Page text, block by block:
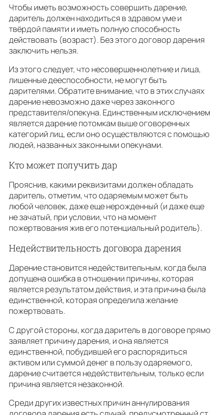
Чтобы иметь возможность совершить дарение,
даритель должен находиться в здравом уме и
твёрдой памяти и иметь полную способность
действовать (возраст). Без этого договор дарения
заключить нельзя.
Из этого следует, что несовершеннолетние и лица,
лишенные дееспособности, не могут быть
дарителями. Обратите внимание, что в этих случаях
дарение невозможно даже через законного
представителя/опекуна. Единственным исключением
является дарение потомкам выше оговоренных
категорий лиц, если оно осуществляются с помощью
людей, названных законными опекунами.
Кто может получить дар
Прояснив, какими реквизитами должен обладать
даритель, отметим, что одаряемым может быть
любой человек, даже еще нерожденный (и даже еще
не зачатый, при условии, что на момент
пожертвования жив его потенциальный родитель).
Недействительность договора дарения
Дарение становится недействительным, когда была
допущена ошибка в отношении причины, которая
является результатом действия, и эта причина была
единственной, которая определила желание
пожертвовать.
С другой стороны, когда даритель в договоре прямо
заявляет причину дарения, и она является
единственной, побудившей его распорядиться
активом или суммой денег в пользу одаряемого,
дарение считается недействительным, только если
причина является незаконной.
Среди других известных причин аннулирования